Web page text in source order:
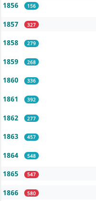
1856 156
1857 327
1858 279
1859 268
1860 336
1861 392
1862 277
1863 457
1864 548
1865 547
1866 580